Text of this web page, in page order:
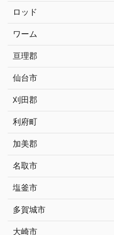
ロッド
ワーム
亘理郡
仙台市
刈田郡
利府町
加美郡
名取市
塩釜市
多賀城市
大崎市